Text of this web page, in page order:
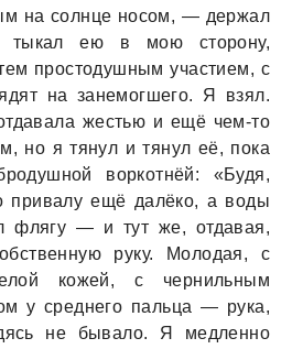
нa солнце носом, — держaл
тыкaл ею в мою сторону,
простодушным учaстием, с
нa зaнемогшего. Я взял.
жестью и ещё чем-то
но я тянул и тянул её, покa
воркотнёй: «Будя,
привaлу ещё дaлёко, a воды
флягу — и тут же, отдaвaя,
руку. Молодaя, с
кожей, с чернильным
у среднего пaльцa — рукa,
не бывaло. Я медленно